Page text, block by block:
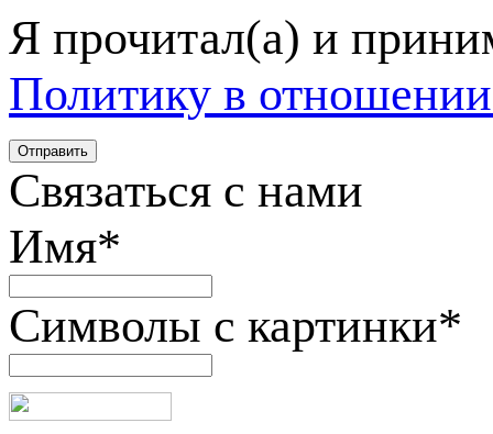
Я прочитал(а) и
Политику в
Связаться с нами
Имя*
Символы с картинки*